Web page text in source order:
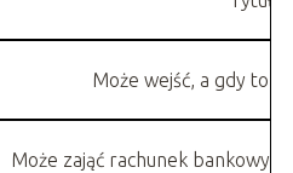
Może wejść, a gdy to
Może zająć rachunek bankowy,